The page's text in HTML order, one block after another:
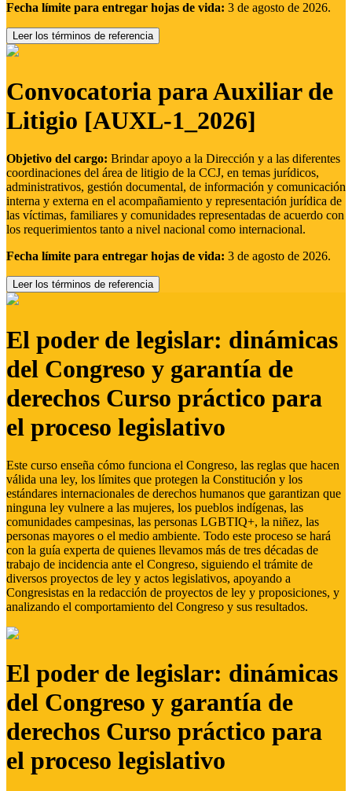
Fecha límite para entregar hojas de vida: 3 de agosto de 2026.
Leer los términos de referencia
Convocatoria para Auxiliar de
Litigio [AUXL-1_2026]
Objetivo del cargo: Brindar apoyo a la Dirección y a las diferentes
coordinaciones del área de litigio de la CCJ, en temas jurídicos,
administrativos, gestión documental, de información y comunicación
interna y externa en el acompañamiento y representación jurídica de
las víctimas, familiares y comunidades representadas de acuerdo con
los requerimientos tanto a nivel nacional como internacional.
Fecha límite para entregar hojas de vida: 3 de agosto de 2026.
Leer los términos de referencia
El poder de legislar: dinámicas
del Congreso y garantía de
derechos Curso práctico para
el proceso legislativo
Este curso enseña cómo funciona el Congreso, las reglas que hacen
válida una ley, los límites que protegen la Constitución y los
estándares internacionales de derechos humanos que garantizan que
ninguna ley vulnere a las mujeres, los pueblos indígenas, las
comunidades campesinas, las personas LGBTIQ+, la niñez, las
personas mayores o el medio ambiente. Todo este proceso se hará
con la guía experta de quienes llevamos más de tres décadas de
trabajo de incidencia ante el Congreso, siguiendo el trámite de
diversos proyectos de ley y actos legislativos, apoyando a
Congresistas en la redacción de proyectos de ley y proposiciones, y
analizando el comportamiento del Congreso y sus resultados.
El poder de legislar: dinámicas
del Congreso y garantía de
derechos Curso práctico para
el proceso legislativo